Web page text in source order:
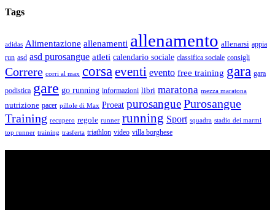
Tags
adidas Alimentazione allenamenti allenamento allenarsi appia
run asd asd purosangue atleti calendario sociale classifica sociale consigli
Correre corri al max corsa eventi evento free training gara gara
podistica gare go running informazioni libri maratona mezza maratona
nutrizione pacer pillole di Max Proeat purosanguePurosangue
Training recupero regole runner running Sport squadra stadio dei marmi
top runner training trasferta triathlon video villa borghese